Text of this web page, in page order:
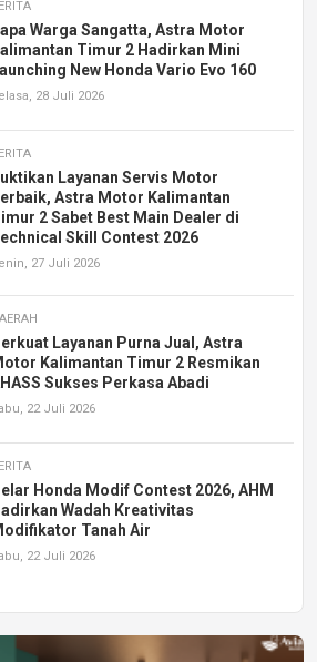
Warga Sangatta, Astra Motor
Timur 2 Hadirkan Mini
New Honda Vario Evo 160
28 Juli 2026
Layanan Servis Motor
Astra Motor Kalimantan
2 Sabet Best Main Dealer di
Skill Contest 2026
27 Juli 2026
Layanan Purna Jual, Astra
Kalimantan Timur 2 Resmikan
Sukses Perkasa Abadi
22 Juli 2026
Honda Modif Contest 2026, AHM
Wadah Kreativitas
Tanah Air
22 Juli 2026